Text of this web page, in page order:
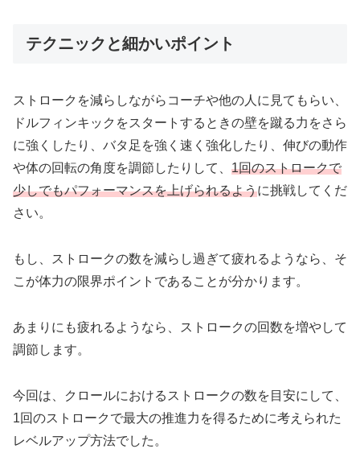
テクニックと細かいポイント
ストロークを減らしながらコーチや他の人に見てもらい、
ドルフィンキックをスタートするときの壁を蹴る力をさら
に強くしたり、バタ足を強く速く強化したり、伸びの動作
や体の回転の角度を調節したりして、 1回のストロークで
少しでもパフォーマンスを上げられるように挑戦してくだ
さい。
もし、ストロークの数を減らし過ぎて疲れるようなら、そ
こが体力の限界ポイントであることが分かります。
あまりにも疲れるようなら、ストロークの回数を増やして
調節します。
今回は、クロールにおけるストロークの数を目安にして、
1回のストロークで最大の推進力を得るために考えられた
レベルアップ方法でした。